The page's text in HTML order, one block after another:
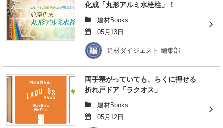
化成「丸形アルミ水栓柱」！
建材Books
05月13日
建材ダイジェスト 編集部
両手塞がっていても、らくに押せる
折れ戸ドア「ラクオス」
建材Books
05月12日